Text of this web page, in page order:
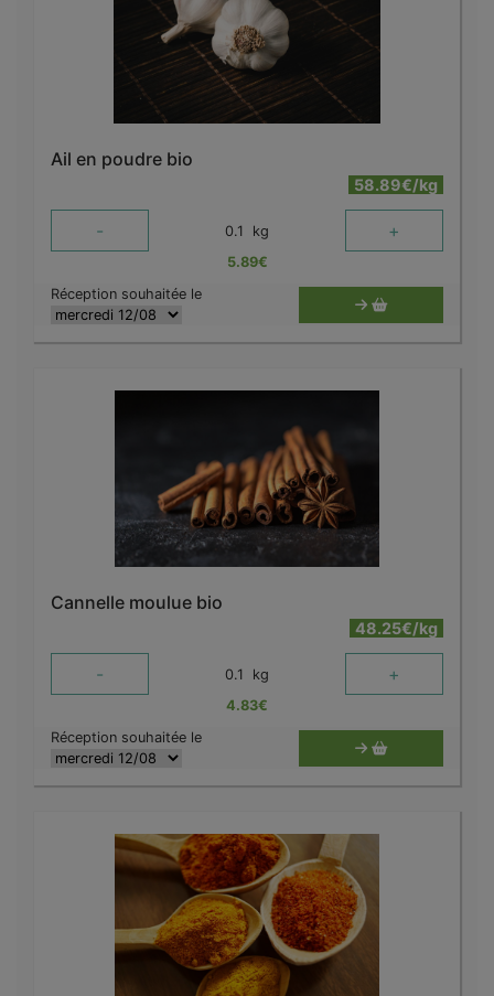
Ail en poudre bio
58.89€/kg
- 0.1 kg +
5.89€
Réception souhaitée le
Cannelle moulue bio
48.25€/kg
- 0.1 kg +
4.83€
Réception souhaitée le